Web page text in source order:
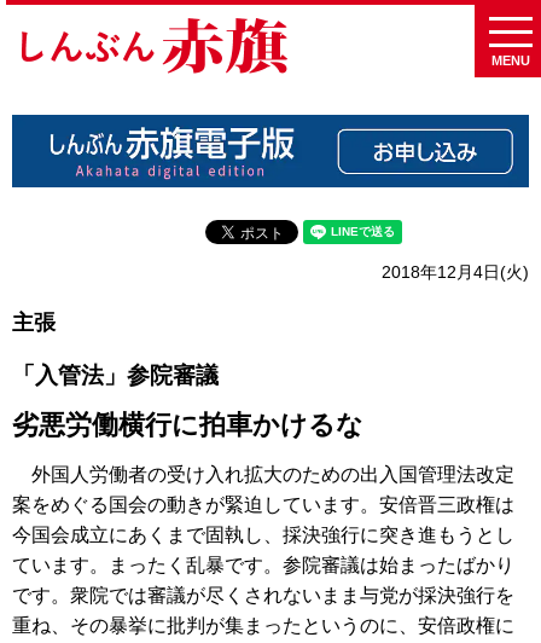
MENU
2018年12月4日(火)
主張
「入管法」参院審議
劣悪労働横行に拍車かけるな
外国人労働者の受け入れ拡大のための出入国管理法改定
案をめぐる国会の動きが緊迫しています。安倍晋三政権は
今国会成立にあくまで固執し、採決強行に突き進もうとし
ています。まったく乱暴です。参院審議は始まったばかり
です。衆院では審議が尽くされないまま与党が採決強行を
重ね、その暴挙に批判が集まったというのに、安倍政権に